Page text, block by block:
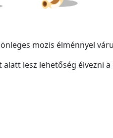
mozis élménnyel
lesz lehetőség élvezni